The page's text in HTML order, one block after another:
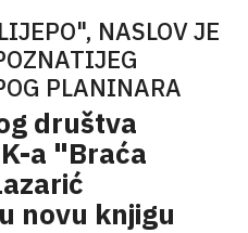
NASLOV JE
PLANINARA
društva
a "Braća
novu knjigu